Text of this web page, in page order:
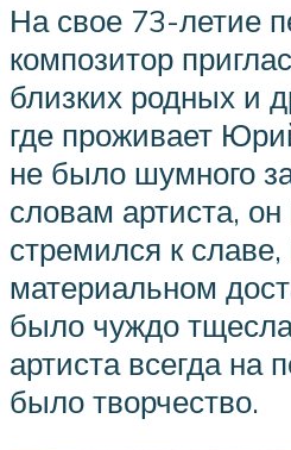
На свое 73-летие
композитор
близких родных и
где проживает
не было шумного
словам артиста, он
стремился к
материальном
было чуждо
артиста всегда на
было творчество.